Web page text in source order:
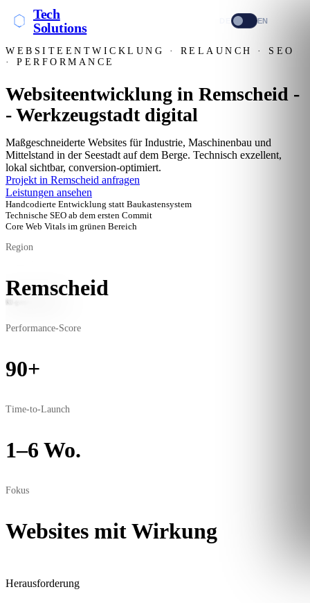
Tech
Solutions
EN
KI-generiertes Bild
WEBSITEENTWICKLUNG · RELAUNCH · SEO
· PERFORMANCE
Websiteentwicklung in Remscheid -
- Werkzeugstadt digital
Maßgeschneiderte Websites für Industrie, Maschinenbau und
Mittelstand in der Seestadt auf dem Berge. Technisch exzellent,
lokal sichtbar, conversion-optimiert.
Projekt in Remscheid anfragen
Leistungen ansehen
Handcodierte Entwicklung statt Baukastensystem
Technische SEO ab dem ersten Commit
Core Web Vitals im grünen Bereich
Region
Remscheid
Performance-Score
90+
Time-to-Launch
1–6 Wo.
Fokus
Websites mit Wirkung
Herausforderung